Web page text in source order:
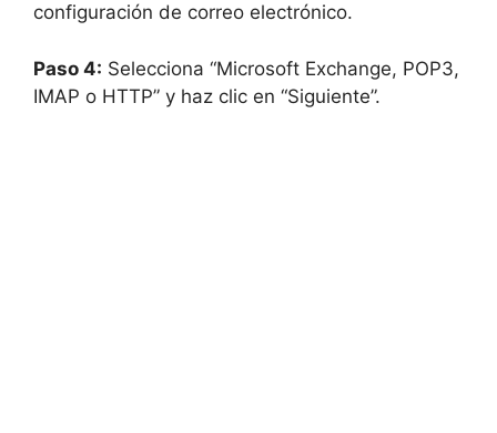
configuración de correo electrónico.
Paso 4: Selecciona “Microsoft Exchange, POP3,
IMAP o HTTP” y haz clic en “Siguiente”.